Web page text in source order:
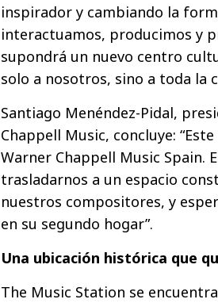
inspirador y cambiando la
interactuamos, producimos y
supondrá un nuevo centro
solo a nosotros, sino a toda la
Santiago Menéndez-Pidal,
Chappell Music, concluye:
Warner Chappell Music Spain.
trasladarnos a un espacio
nuestros compositores, y
en su segundo hogar”.
Una ubicación histórica que
The Music Station se